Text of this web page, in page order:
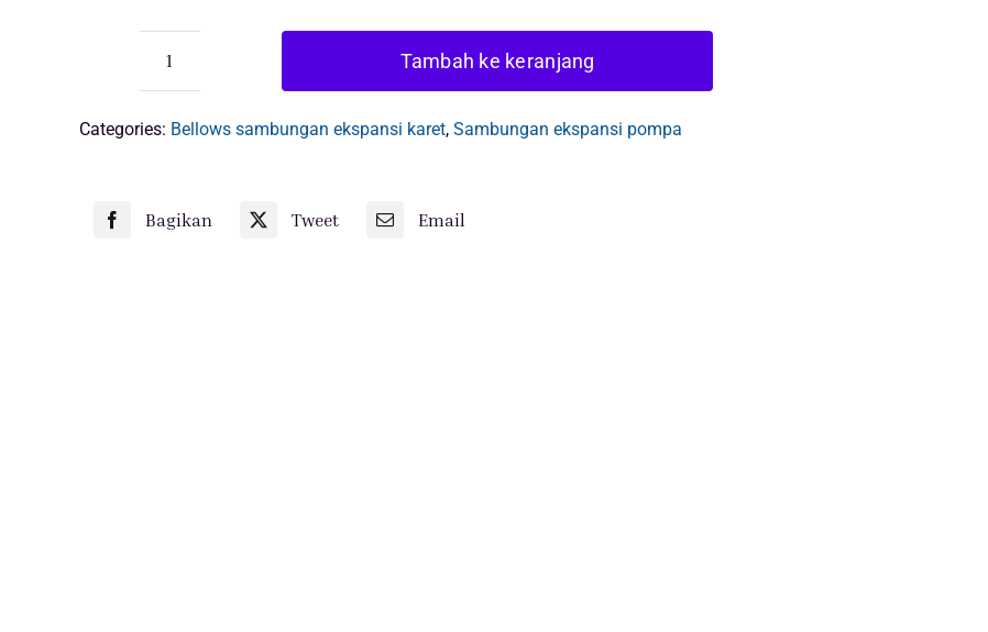
Kuantitas
sambungan
karet
Tambah ke keranjang
Categories: Bellows sambungan ekspansi karet, Sambungan ekspansi pompa
Bagikan Tweet Email